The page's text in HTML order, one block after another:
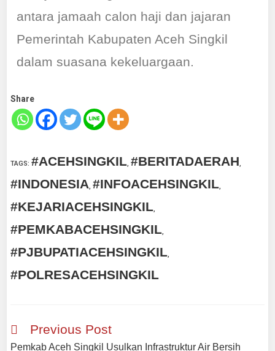
antara jamaah calon haji dan jajaran
Pemerintah Kabupaten Aceh Singkil
dalam suasana kekeluargaan.
Share
TAGS:#ACEHSINGKIL, #BERITADAERAH,
#INDONESIA, #INFOACEHSINGKIL,
#KEJARIACEHSINGKIL,
#PEMKABACEHSINGKIL,
#PJBUPATIACEHSINGKIL,
#POLRESACEHSINGKIL
Previous Post
Pemkab Aceh Singkil Usulkan Infrastruktur Air Bersih